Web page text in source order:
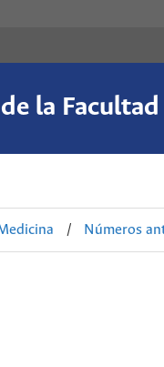
la
/ Números